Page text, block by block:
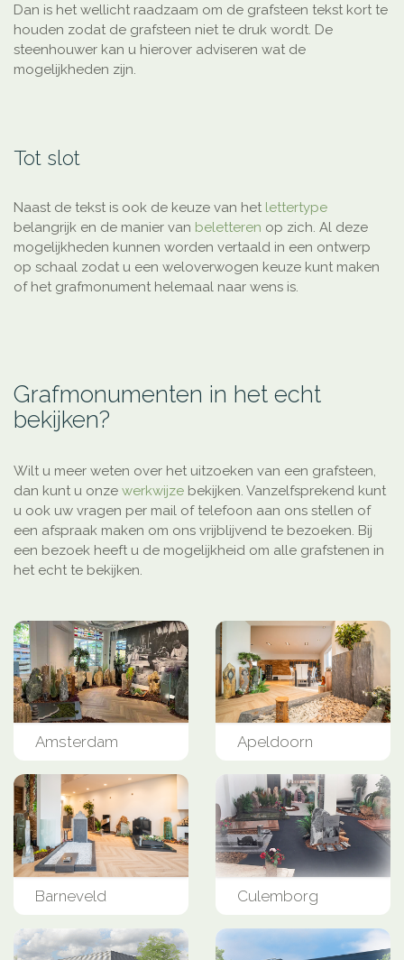
Dan is het wellicht raadzaam om de grafsteen tekst kort te
houden zodat de grafsteen niet te druk wordt. De
steenhouwer kan u hierover adviseren wat de
mogelijkheden zijn.
Tot slot
Naast de tekst is ook de keuze van het lettertype
belangrijk en de manier van beletteren op zich. Al deze
mogelijkheden kunnen worden vertaald in een ontwerp
op schaal zodat u een weloverwogen keuze kunt maken
of het grafmonument helemaal naar wens is.
Grafmonumenten in het echt
bekijken?
Wilt u meer weten over het uitzoeken van een grafsteen,
dan kunt u onze werkwijze bekijken. Vanzelfsprekend kunt
u ook uw vragen per mail of telefoon aan ons stellen of
een afspraak maken om ons vrijblijvend te bezoeken. Bij
een bezoek heeft u de mogelijkheid om alle grafstenen in
het echt te bekijken.
Amsterdam Apeldoorn
Barneveld Culemborg